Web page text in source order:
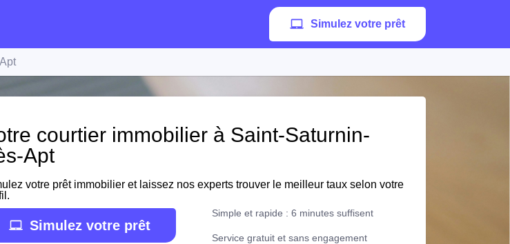
Simulez votre prêt
courtier immobilier à Saint-Saturnin-
Apt
votre prêt immobilier et laissez nos experts trouver le meilleur taux selon votre
Simulez votre prêt
Simple et rapide : 6 minutes suffisent
Service gratuit et sans engagement